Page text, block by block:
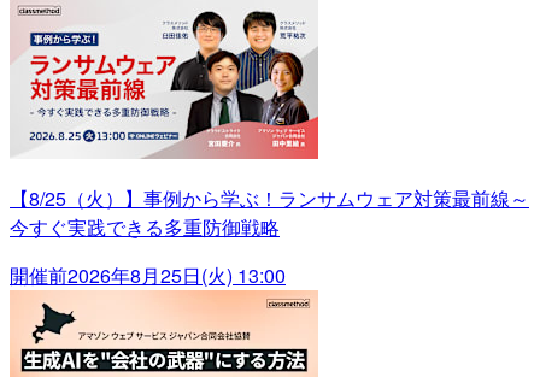
【8/25（火）】事例から学ぶ！ランサムウェア対策最前線～
今すぐ実践できる多重防御戦略
開催前2026年8月25日(火) 13:00